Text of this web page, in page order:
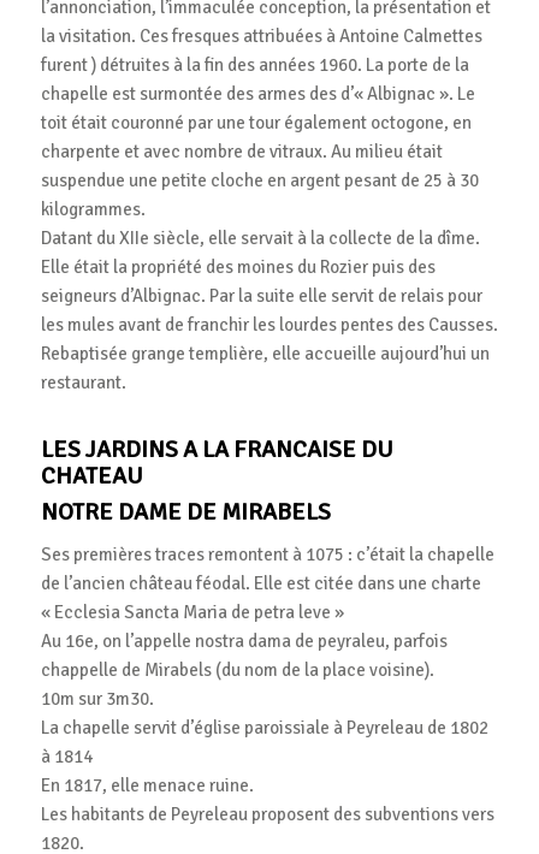
l’annonciation, l’immaculée conception, la présentation et
la visitation. Ces fresques attribuées à Antoine Calmettes
furent ) détruites à la fin des années 1960. La porte de la
chapelle est surmontée des armes des d’« Albignac ». Le
toit était couronné par une tour également octogone, en
charpente et avec nombre de vitraux. Au milieu était
suspendue une petite cloche en argent pesant de 25 à 30
kilogrammes.
Datant du XIIe siècle, elle servait à la collecte de la dîme.
Elle était la propriété des moines du Rozier puis des
seigneurs d’Albignac. Par la suite elle servit de relais pour
les mules avant de franchir les lourdes pentes des Causses.
Rebaptisée grange templière, elle accueille aujourd’hui un
restaurant.
LES JARDINS A LA FRANCAISE DU
CHATEAU
NOTRE DAME DE MIRABELS
Ses premières traces remontent à 1075 : c’était la chapelle
de l’ancien château féodal. Elle est citée dans une charte
« Ecclesia Sancta Maria de petra leve »
Au 16e, on l’appelle nostra dama de peyraleu, parfois
chappelle de Mirabels (du nom de la place voisine).
10m sur 3m30.
La chapelle servit d’église paroissiale à Peyreleau de 1802
à 1814
En 1817, elle menace ruine.
Les habitants de Peyreleau proposent des subventions vers
1820.